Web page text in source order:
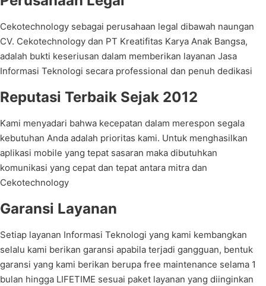
Cekotechnology sebagai perusahaan legal dibawah naungan
CV. Cekotechnology dan PT Kreatifitas Karya Anak Bangsa,
adalah bukti keseriusan dalam memberikan layanan Jasa
Informasi Teknologi secara professional dan penuh dedikasi
Reputasi Terbaik Sejak 2012
Kami menyadari bahwa kecepatan dalam merespon segala
kebutuhan Anda adalah prioritas kami. Untuk menghasilkan
aplikasi mobile yang tepat sasaran maka dibutuhkan
komunikasi yang cepat dan tepat antara mitra dan
Cekotechnology
Garansi Layanan
Setiap layanan Informasi Teknologi yang kami kembangkan
selalu kami berikan garansi apabila terjadi gangguan, bentuk
garansi yang kami berikan berupa free maintenance selama 1
bulan hingga LIFETIME sesuai paket layanan yang diinginkan